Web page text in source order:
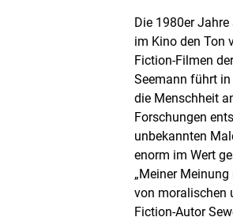
Die 1980er
im Kino den Ton
Fiction-Filmen
Seemann führt in
die Menschheit
Forschungen
unbekannten
enorm im Wert
„Meiner
von moralischen
Fiction-Autor